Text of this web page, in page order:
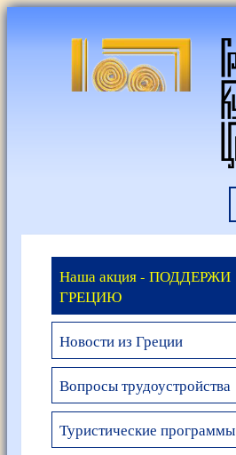
Наша акция - ПОДДЕРЖИ
ГРЕЦИЮ
Новости из Греции
Вопросы трудоустройства
Туристические программы